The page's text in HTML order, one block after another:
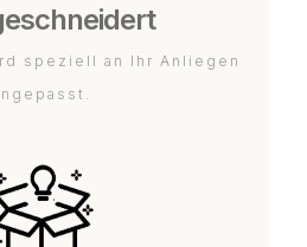
speziell an Ihr Anliegen